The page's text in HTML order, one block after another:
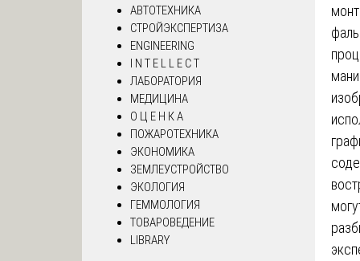
АВТОТЕХНИКА
СТРОЙЭКСПЕРТИЗА
ENGINEERING
I N T E L L E C T
ЛАБОРАТОРИЯ
МЕДИЦИНА
О Ц Е Н К А
ПОЖАРОТЕХНИКА
ЭКОНОМИКА
ЗЕМЛЕУСТРОЙСТВО
ЭКОЛОГИЯ
ГЕММОЛОГИЯ
ТОВАРОВЕДЕНИЕ
LIBRARY